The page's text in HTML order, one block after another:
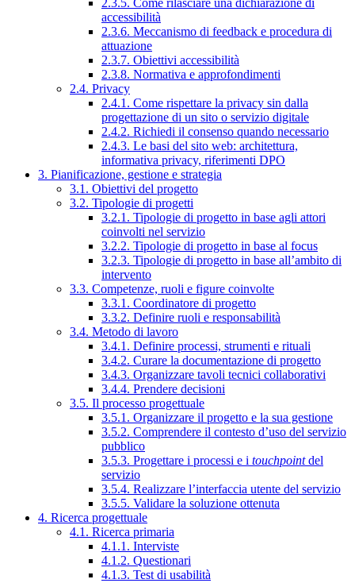
2.3.5. Come rilasciare una dichiarazione di
accessibilità
2.3.6. Meccanismo di feedback e procedura di
attuazione
2.3.7. Obiettivi accessibilità
2.3.8. Normativa e approfondimenti
2.4. Privacy
2.4.1. Come rispettare la privacy sin dalla
progettazione di un sito o servizio digitale
2.4.2. Richiedi il consenso quando necessario
2.4.3. Le basi del sito web: architettura,
informativa privacy, riferimenti DPO
3. Pianificazione, gestione e strategia
3.1. Obiettivi del progetto
3.2. Tipologie di progetti
3.2.1. Tipologie di progetto in base agli attori
coinvolti nel servizio
3.2.2. Tipologie di progetto in base al focus
3.2.3. Tipologie di progetto in base all’ambito di
intervento
3.3. Competenze, ruoli e figure coinvolte
3.3.1. Coordinatore di progetto
3.3.2. Definire ruoli e responsabilità
3.4. Metodo di lavoro
3.4.1. Definire processi, strumenti e rituali
3.4.2. Curare la documentazione di progetto
3.4.3. Organizzare tavoli tecnici collaborativi
3.4.4. Prendere decisioni
3.5. Il processo progettuale
3.5.1. Organizzare il progetto e la sua gestione
3.5.2. Comprendere il contesto d’uso del servizio
pubblico
3.5.3. Progettare i processi e i touchpointdel
servizio
3.5.4. Realizzare l’interfaccia utente del servizio
3.5.5. Validare la soluzione ottenuta
4. Ricerca progettuale
4.1. Ricerca primaria
4.1.1. Interviste
4.1.2. Questionari
4.1.3. Test di usabilità